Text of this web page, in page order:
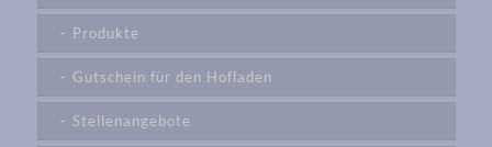
Produkte
Gutschein für den Hofladen
Stellenangebote